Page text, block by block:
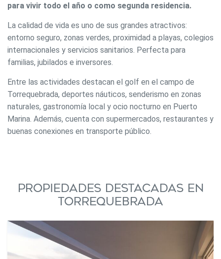
para vivir todo el año o como segunda residencia.
La calidad de vida es uno de sus grandes atractivos:
entorno seguro, zonas verdes, proximidad a playas, colegios
internacionales y servicios sanitarios. Perfecta para
familias, jubilados e inversores.
Entre las actividades destacan el golf en el campo de
Torrequebrada, deportes náuticos, senderismo en zonas
naturales, gastronomía local y ocio nocturno en Puerto
Marina. Además, cuenta con supermercados, restaurantes y
buenas conexiones en transporte público.
Propiedades destacadas en
Torrequebrada